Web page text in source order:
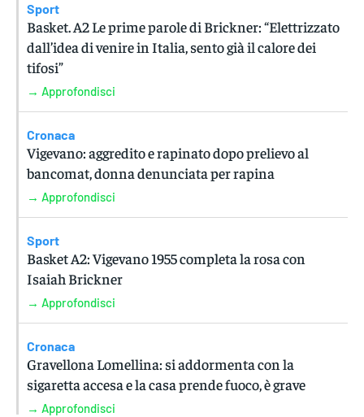
Sport
Basket. A2 Le prime parole di Brickner: “Elettrizzato
dall’idea di venire in Italia, sento già il calore dei
tifosi”
→ Approfondisci
Cronaca
Vigevano: aggredito e rapinato dopo prelievo al
bancomat, donna denunciata per rapina
→ Approfondisci
Sport
Basket A2: Vigevano 1955 completa la rosa con
Isaiah Brickner
→ Approfondisci
Cronaca
Gravellona Lomellina: si addormenta con la
sigaretta accesa e la casa prende fuoco, è grave
→ Approfondisci